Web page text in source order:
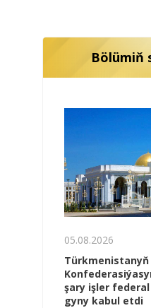
Bölümiň
05.08.2026
Türk­me­nis­ta­nyň
şa­ry iş­ler
gy­ny ka­bul et­di